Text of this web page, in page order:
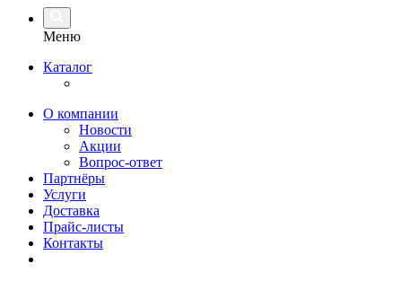
Меню
Каталог
О компании
Новости
Акции
Вопрос-ответ
Партнёры
Услуги
Доставка
Прайс-листы
Контакты